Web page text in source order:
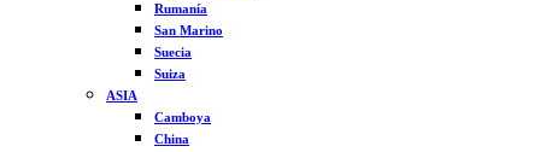
Rumanía
San Marino
Suecia
Suiza
ASIA
Camboya
China